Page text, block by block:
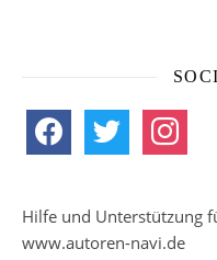
facebook twitter instagram
Hilfe und Unterstützung
www.autoren-navi.de